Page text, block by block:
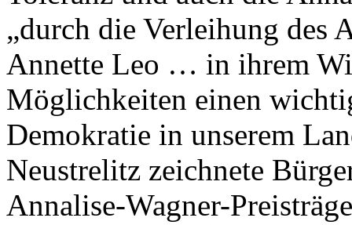
„durch die Verleihung des
Annette Leo … in ihrem
Möglichkeiten einen
Demokratie in unserem
Neustrelitz zeichnete
Annalise-Wagner-